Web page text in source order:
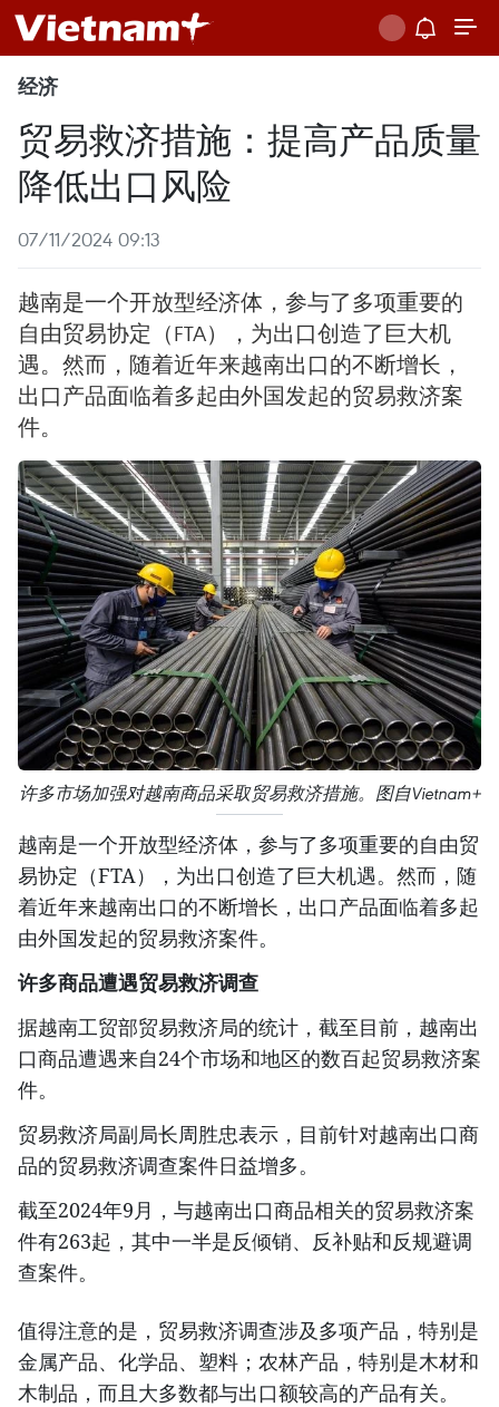
经济
贸易救济措施：提高产品质量
降低出口风险
07/11/2024 09:13
越南是一个开放型经济体，参与了多项重要的
自由贸易协定（FTA），为出口创造了巨大机
遇。然而，随着近年来越南出口的不断增长，
出口产品面临着多起由外国发起的贸易救济案
件。
许多市场加强对越南商品采取贸易救济措施。图自Vietnam+
越南是一个开放型经济体，参与了多项重要的自由贸
易协定（FTA），为出口创造了巨大机遇。然而，随
着近年来越南出口的不断增长，出口产品面临着多起
由外国发起的贸易救济案件。
许多商品遭遇贸易救济调查
据越南工贸部贸易救济局的统计，截至目前，越南出
口商品遭遇来自24个市场和地区的数百起贸易救济案
件。
贸易救济局副局长周胜忠表示，目前针对越南出口商
品的贸易救济调查案件日益增多。
截至2024年9月，与越南出口商品相关的贸易救济案
件有263起，其中一半是反倾销、反补贴和反规避调
查案件。
值得注意的是，贸易救济调查涉及多项产品，特别是
金属产品、化学品、塑料；农林产品，特别是木材和
木制品，而且大多数都与出口额较高的产品有关。